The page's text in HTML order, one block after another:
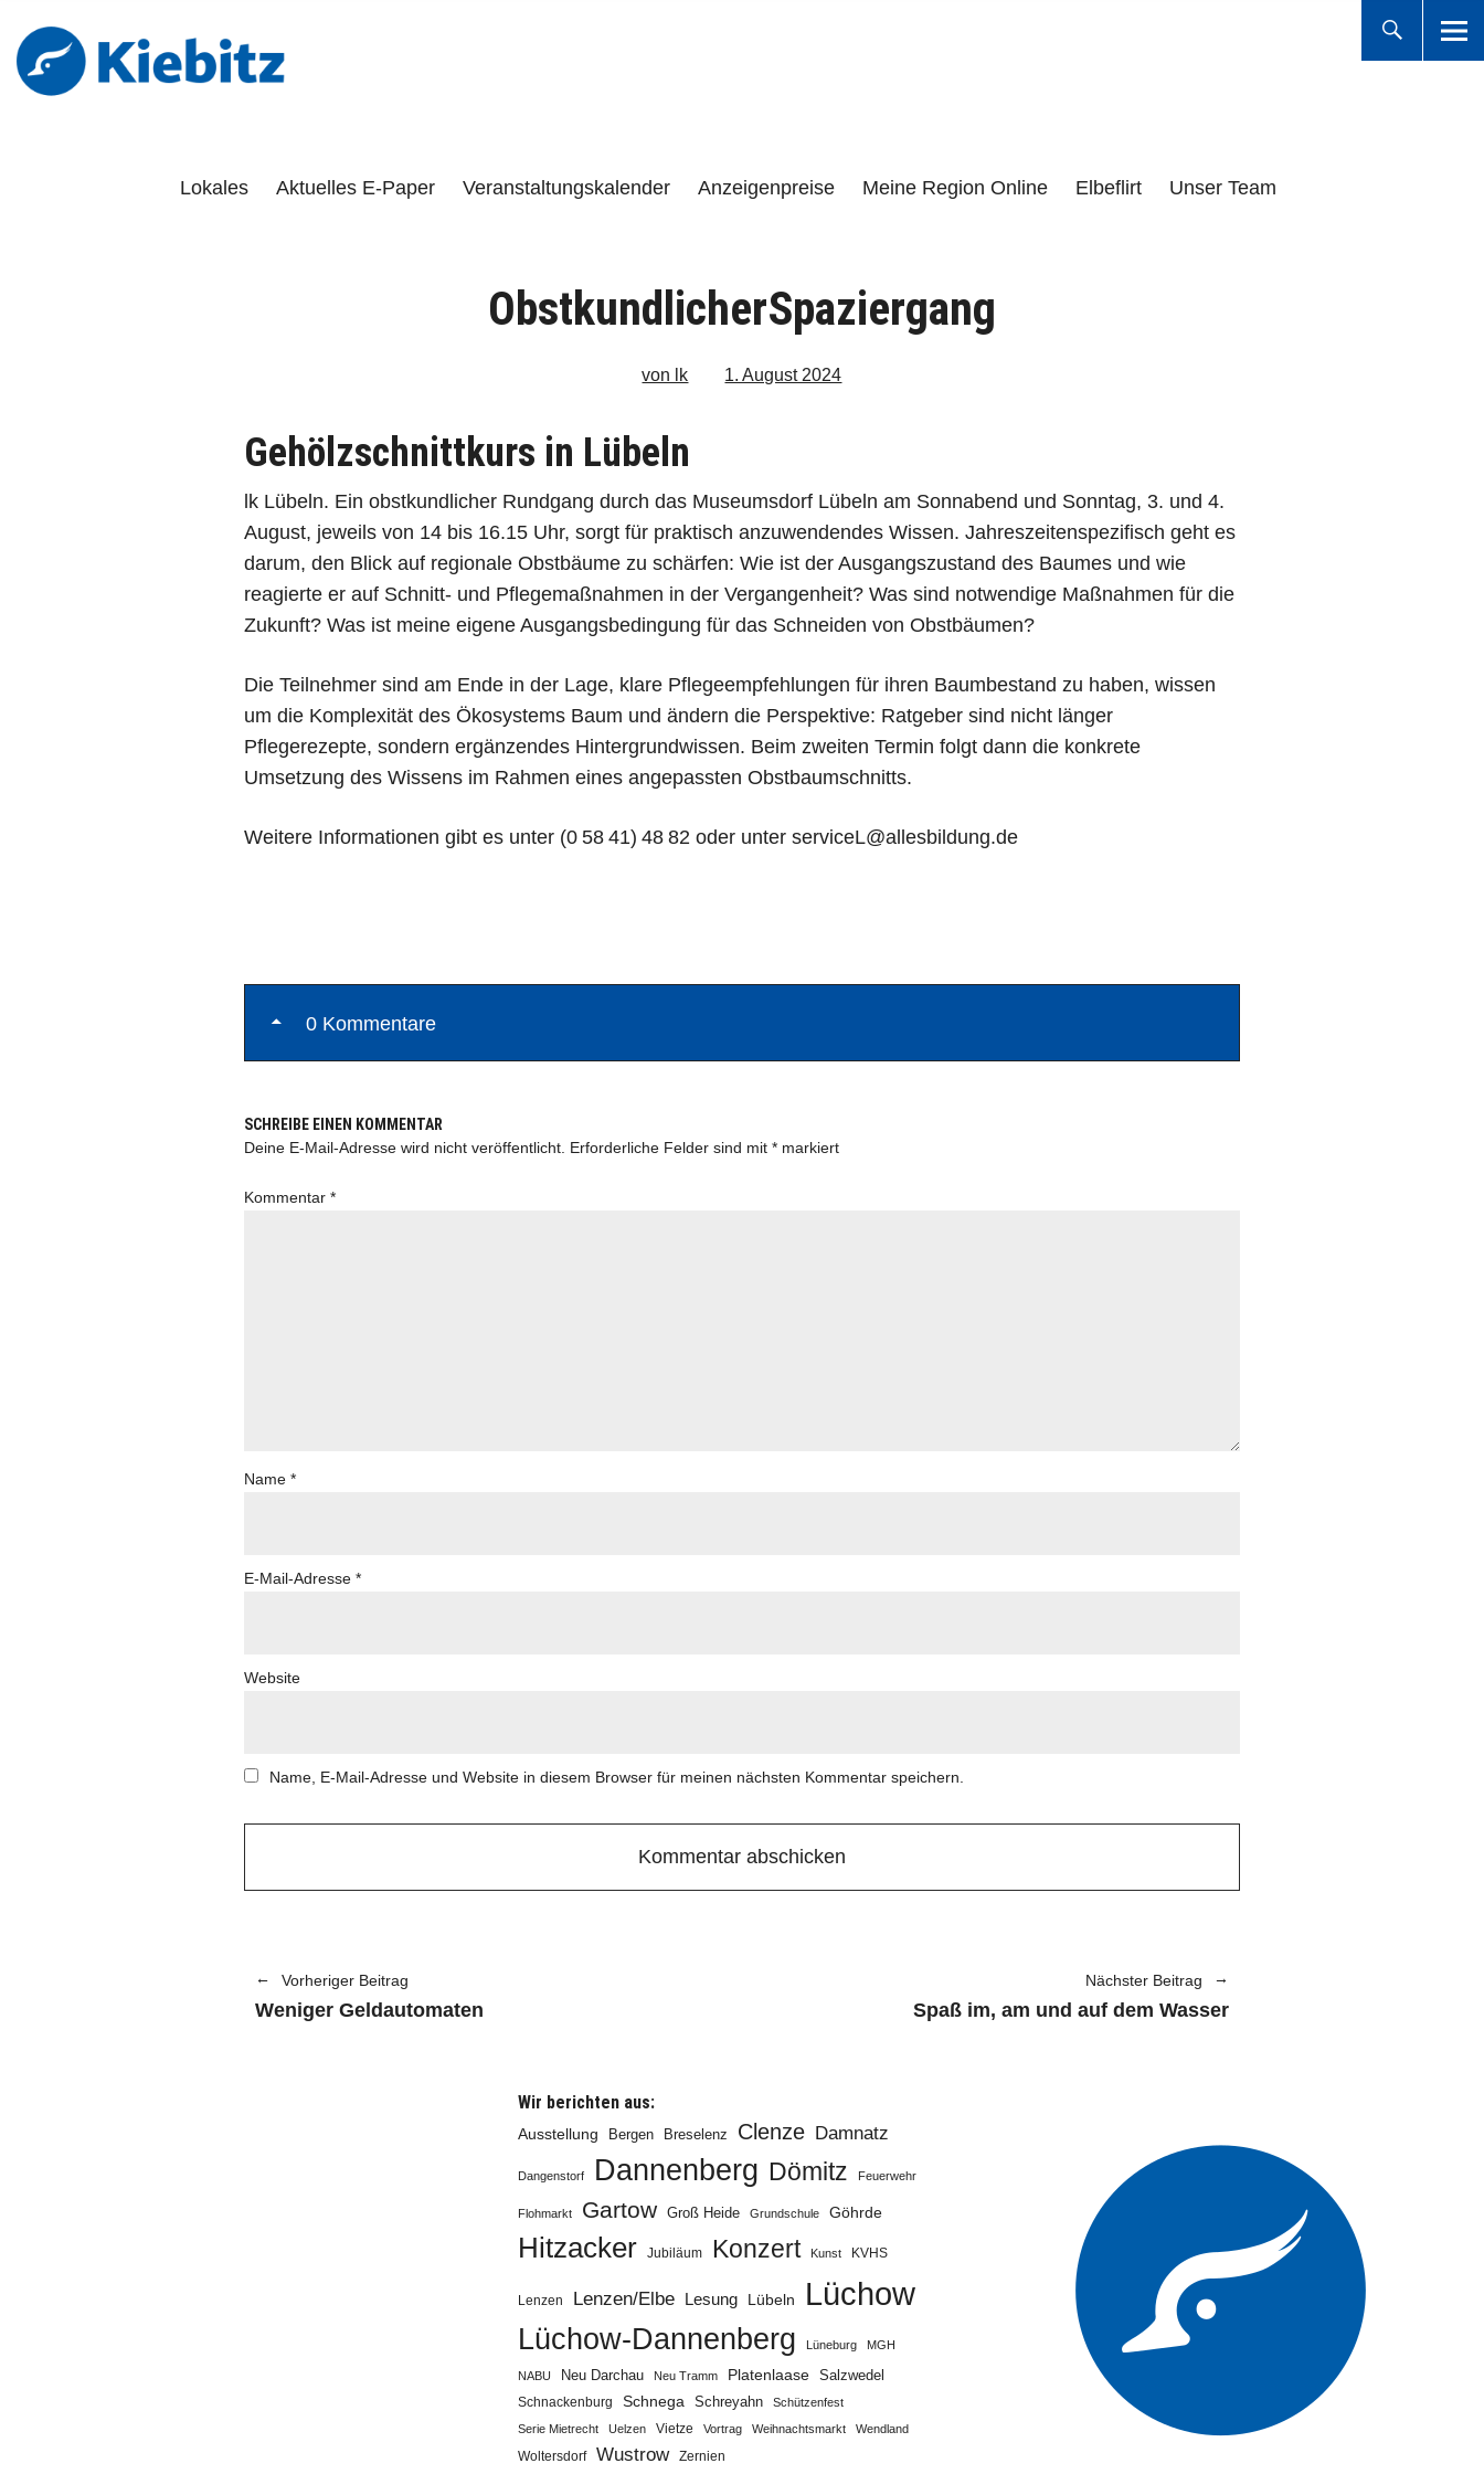
Kiebitz-Online
Lokales Aktuelles E-Paper Veranstaltungskalender Anzeigenpreise Meine Region Online Elbeflirt Unser Team
ObstkundlicherSpaziergang
von lk 1. August 2024
Gehölzschnittkurs in Lübeln
lk Lübeln. Ein obstkundlicher Rundgang durch das Museumsdorf Lübeln am Sonnabend und Sonntag, 3. und 4.
August, jeweils von 14 bis 16.15 Uhr, sorgt für praktisch anzuwendendes Wissen. Jahreszeitenspezifisch geht es
darum, den Blick auf regionale Obstbäume zu schärfen: Wie ist der Ausgangszustand des Baumes und wie
reagierte er auf Schnitt- und Pflegemaßnahmen in der Vergangenheit? Was sind notwendige Maßnahmen für die
Zukunft? Was ist meine eigene Ausgangsbedingung für das Schneiden von Obstbäumen?
Die Teilnehmer sind am Ende in der Lage, klare Pflegeempfehlungen für ihren Baumbestand zu haben, wissen
um die Komplexität des Ökosystems Baum und ändern die Perspektive: Ratgeber sind nicht länger
Pflegerezepte, sondern ergänzendes Hintergrundwissen. Beim zweiten Termin folgt dann die konkrete
Umsetzung des Wissens im Rahmen eines angepassten Obstbaumschnitts.
Weitere Informationen gibt es unter (0 58 41) 48 82 oder unter serviceL@allesbildung.de
0 Kommentare
SCHREIBE EINEN KOMMENTAR
Deine E-Mail-Adresse wird nicht veröffentlicht. Erforderliche Felder sind mit* markiert
Kommentar*
Name*
E-Mail-Adresse*
Website
Name, E-Mail-Adresse und Website in diesem Browser für meinen nächsten Kommentar speichern.
Vorheriger Beitrag
Weniger Geldautomaten
Nächster Beitrag
Spaß im, am und auf dem Wasser
Wir berichten aus:
Ausstellung Bergen Breselenz Clenze Damnatz
Dangenstorf Dannenberg Dömitz Feuerwehr
Flohmarkt Gartow Groß Heide Grundschule Göhrde
Hitzacker Jubiläum Konzert Kunst KVHS
Lenzen Lenzen/Elbe Lesung Lübeln Lüchow
Lüchow-Dannenberg Lüneburg MGH
NABU Neu Darchau Neu Tramm Platenlaase Salzwedel
Schnackenburg Schnega Schreyahn
Schützenfest
Serie Mietrecht
Uelzen Vietze Vortrag Weihnachtsmarkt Wendland
Woltersdorf Wustrow Zernien